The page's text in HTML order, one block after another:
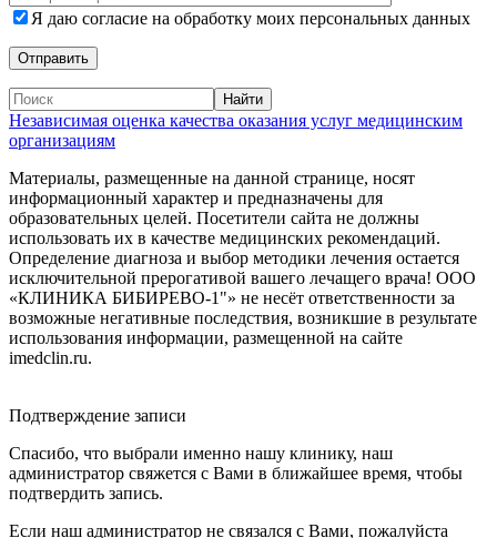
Я даю согласие на обработку моих персональных данных
Независимая оценка качества оказания услуг медицинским
организациям
Материалы, размещенные на данной странице, носят
информационный характер и предназначены для
образовательных целей. Посетители сайта не должны
использовать их в качестве медицинских рекомендаций.
Определение диагноза и выбор методики лечения остается
исключительной прерогативой вашего лечащего врача! ООО
«КЛИНИКА БИБИРЕВО-1"» не несёт ответственности за
возможные негативные последствия, возникшие в результате
использования информации, размещенной на сайте
imedclin.ru.
Подтверждение записи
Спасибо, что выбрали именно нашу клинику, наш
администратор свяжется с Вами в ближайшее время, чтобы
подтвердить запись.
Если наш администратор не связался с Вами, пожалуйста